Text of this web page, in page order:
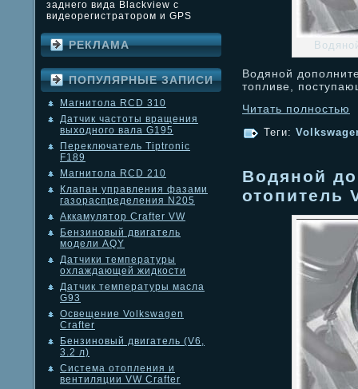
заднего вида Blackview с
видеорегистратором и GPS
РЕКЛАМА
ПОПУЛЯРНЫЕ ЗАПИСИ
Магнитола RCD 310
Датчик частоты вращения
выходного вала G195
Переключатель Tiptronic
F189
Магнитола RCD 210
Клапан управления фазами
газораспределения N205
Аккамулятор Crafter VW
Бензиновый двигатель
модели AQY
Датчики температуры
охлаждающей жидкости
Датчик температуры масла
G93
Освещение Volkswagen
Crafter
Бензиновый двигатель (V6,
3.2 л)
Система отопления и
вентиляции VW Crafter
Водяной
топливе,
Читать полностью
Теги:
Водяной
отопитель